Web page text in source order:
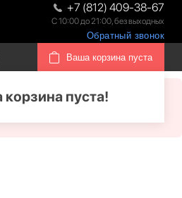
+7 (812) 409-38-67
С 10:00 до 21:00, без выходных
Обратный звонок
Ваша корзина пуста
корзина пуста!